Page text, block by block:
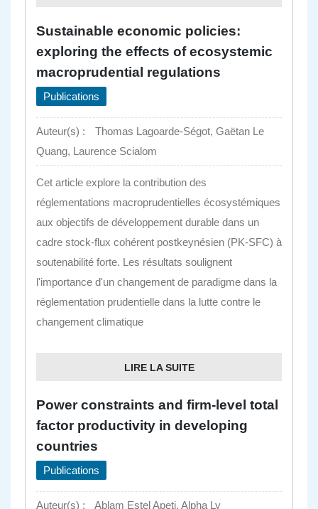
Sustainable economic policies:
exploring the effects of ecosystemic
macroprudential regulations
Publications
Auteur(s) :
Thomas Lagoarde-Ségot, Gaëtan Le
Quang, Laurence Scialom
Cet article explore la contribution des
réglementations macroprudentielles écosystémiques
aux objectifs de développement durable dans un
cadre stock-flux cohérent postkeynésien (PK-SFC) à
soutenabilité forte. Les résultats soulignent
l'importance d'un changement de paradigme dans la
réglementation prudentielle dans la lutte contre le
changement climatique
LIRE LA SUITE
Power constraints and firm-level total
factor productivity in developing
countries
Publications
Auteur(s) : Ablam Estel Apeti, Alpha Ly